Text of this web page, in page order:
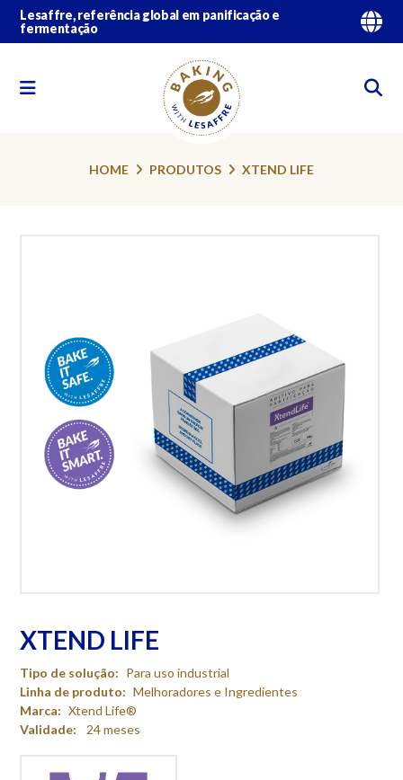
Lesaffre, referência global em panificação e
fermentação
HOME PRODUTOS XTEND LIFE
XTEND LIFE
Tipo de solução: Para uso industrial
Linha de produto: Melhoradores e Ingredientes
Marca: Xtend Life®
Validade:
24 meses